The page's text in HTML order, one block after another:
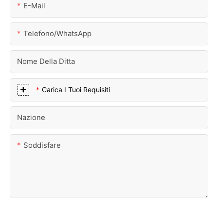
E-Mail
Telefono/WhatsApp
Nome Della Ditta
Carica I Tuoi Requisiti
Nazione
Soddisfare